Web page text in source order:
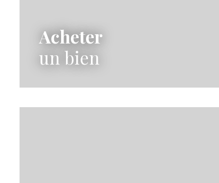
Acheter
un bien